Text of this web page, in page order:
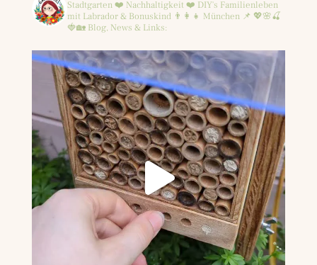
Stadtgarten ❤️ Nachhaltigkeit ❤️ DIY's Familienleben
mit Labrador & Bonuskind 👨‍👩‍👧 München 📌 💖🌸🍒
🍓🏡Blog, News & Links: